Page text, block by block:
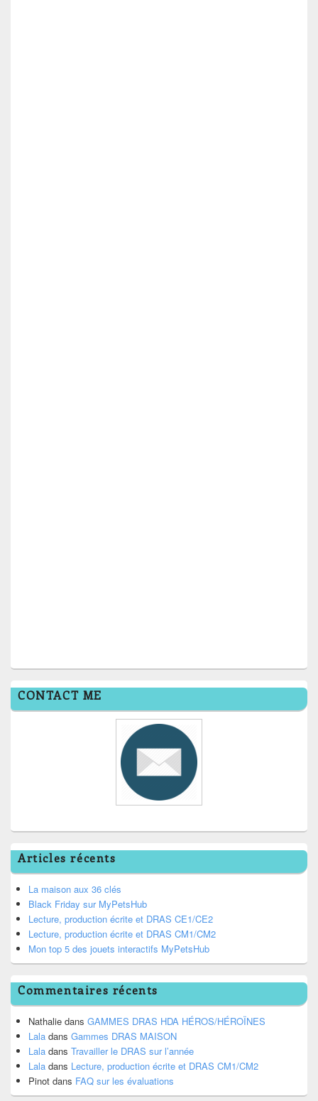
CONTACT ME
Articles récents
La maison aux 36 clés
Black Friday sur MyPetsHub
Lecture, production écrite et DRAS CE1/CE2
Lecture, production écrite et DRAS CM1/CM2
Mon top 5 des jouets interactifs MyPetsHub
Commentaires récents
Nathalie dans GAMMES DRAS HDA HÉROS/HÉROÏNES
Lala dans Gammes DRAS MAISON
Lala dans Travailler le DRAS sur l’année
Lala dans Lecture, production écrite et DRAS CM1/CM2
Pinot dans FAQ sur les évaluations